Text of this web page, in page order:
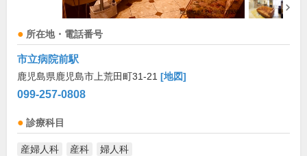
所在地・電話番号
市立病院前駅
鹿児島県鹿児島市上荒田町31-21 [地図]
099-257-0808
診療科目
産婦人科 産科 婦人科